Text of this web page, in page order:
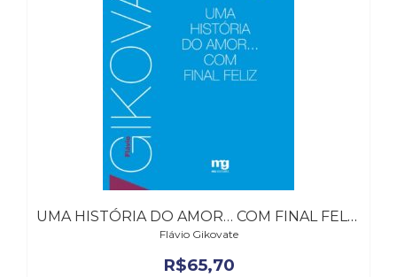
UMA HISTÓRIA DO AMOR… COM FINAL FELIZ
Flávio Gikovate
R$65,70